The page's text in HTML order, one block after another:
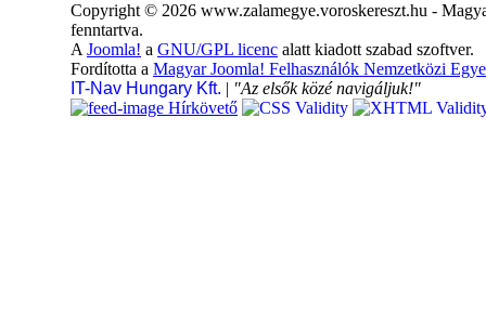
Copyright © 2026 www.zalamegye.voroskereszt.hu -
fenntartva.
A Joomla! a GNU/GPL licenc alatt kiadott szabad szoftver.
Fordította a Magyar Joomla! Felhasználók Nemzetközi
IT-Nav Hungary Kft. | "Az elsők közé navigáljuk!"
Hírkövető